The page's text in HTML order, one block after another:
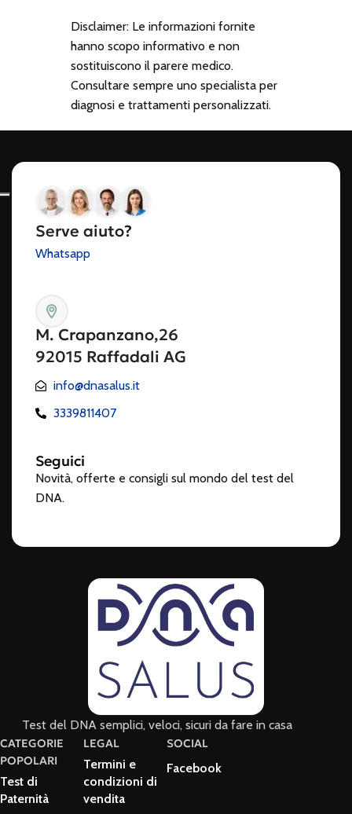
Disclaimer:Le informazioni fornite
hanno scopo informativo e non
sostituiscono il parere medico.
Consultare sempre uno specialista per
diagnosi e trattamenti personalizzati.
Serve aiuto?
Whatsapp
M. Crapanzano,26
92015 Raffadali AG
info@dnasalus.it
3339811407
Seguici
Novità, offerte e consigli sul mondo del test del
DNA.
Test del DNA semplici, veloci, sicuri da fare in casa
CATEGORIE
POPOLARI
Test di
Paternità
LEGAL
Termini e
condizioni di
vendita
SOCIAL
Facebook